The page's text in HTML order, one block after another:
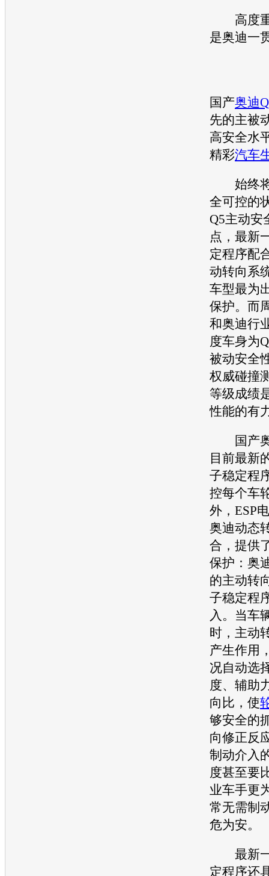
高度
是奥迪一
国产奥迪
先的主被
高安全水
精彩汽车
始终将
全可控的
Q5主动安
点，最新
定程序配
动转向系
车型最为
保护。而
和奥迪行
度车身为
被动安全
权威碰撞
等级成绩
性能的有
国产
目前最新
子稳定程
控每个车
外，ESP
奥迪动态
合，提供
保护： 奥
的主动转
子稳定程
入。当车
时，主动
产生作用
况自动选
度、辅助
向比，使
够安全的
向修正反
制动介入
度甚至要
业车手更
常无需制
危为安。
最新一
定程序还